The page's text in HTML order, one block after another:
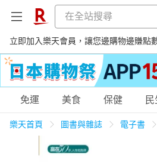
立即加入樂天會員，讓您邊購物邊賺點
購物網分類
天天免運
免運 美食 保健
樂天首頁 圖書與雜誌 電子書